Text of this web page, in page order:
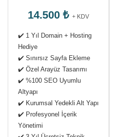
14.500 ₺ + KDV
✔️ 1 Yıl Domain + Hosting
Hediye
✔️ Sınırsız Sayfa Ekleme
✔️ Özel Arayüz Tasarımı
✔️ %100 SEO Uyumlu
Altyapı
✔️ Kurumsal Yedekli Alt Yapı
✔️ Profesyonel İçerik
Yönetimi